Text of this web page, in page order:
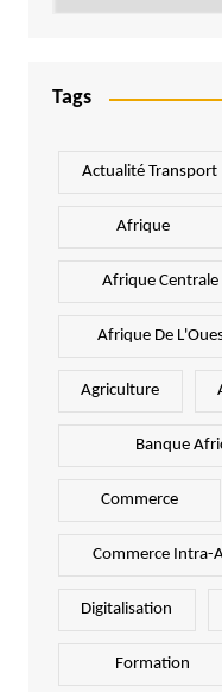
Tags
Actualité Transport
Afrique
Afrique Centrale
Afrique De
Agriculture
Banque
Commerce
Commerce Intra-
Digitalisation
Formation